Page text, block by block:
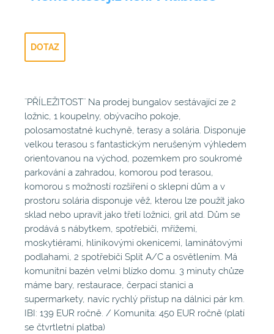
DOTAZ
¨PŘÍLEŽITOST¨ Na prodej bungalov sestávající ze 2
ložnic, 1 koupelny, obývacího pokoje,
polosamostatné kuchyně, terasy a solária. Disponuje
velkou terasou s fantastickým nerušeným výhledem
orientovanou na východ, pozemkem pro soukromé
parkování a zahradou, komorou pod terasou,
komorou s možností rozšíření o sklepní dům a v
prostoru solária disponuje věž, kterou lze použít jako
sklad nebo upravit jako třetí ložnici, gril atd. Dům se
prodává s nábytkem, spotřebiči, mřížemi,
moskytiérami, hliníkovými okenicemi, laminátovými
podlahami, 2 spotřebiči Split A/C a osvětlením. Má
komunitní bazén velmi blízko domu. 3 minuty chůze
máme bary, restaurace, čerpací stanici a
supermarkety, navíc rychlý přístup na dálnici pár km.
IBI: 139 EUR ročně. / Komunita: 450 EUR ročně (platí
se čtvrtletní platba)